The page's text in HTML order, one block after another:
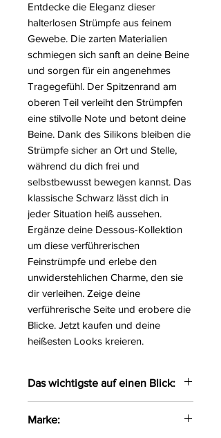
Entdecke die Eleganz dieser
halterlosen Strümpfe aus feinem
Gewebe. Die zarten Materialien
schmiegen sich sanft an deine Beine
und sorgen für ein angenehmes
Tragegefühl. Der Spitzenrand am
oberen Teil verleiht den Strümpfen
eine stilvolle Note und betont deine
Beine. Dank des Silikons bleiben die
Strümpfe sicher an Ort und Stelle,
während du dich frei und
selbstbewusst bewegen kannst. Das
klassische Schwarz lässt dich in
jeder Situation heiß aussehen.
Ergänze deine Dessous-Kollektion
um diese verführerischen
Feinstrümpfe und erlebe den
unwiderstehlichen Charme, den sie
dir verleihen. Zeige deine
verführerische Seite und erobere die
Blicke. Jetzt kaufen und deine
heißesten Looks kreieren.
Das wichtigste auf einen Blick:
Feinstrümpfe gefertigt aus
Marke: